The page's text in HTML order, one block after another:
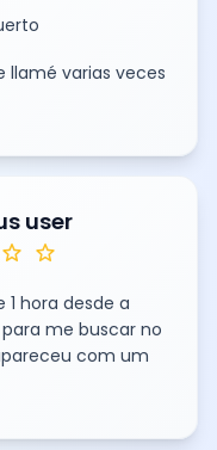
llamé varias veces
user
star star
1 hora desde a
me buscar no
com um